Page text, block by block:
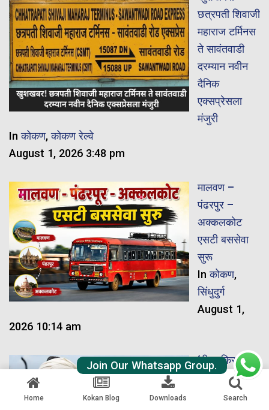
छत्रपती शिवाजी
महाराज टर्मिनस
ते सावंतवाडी
दरम्यान नवीन
दैनिक
एक्सप्रेसला
मंजुरी
Inकोकण,कोकण रेल्वे
August 1, 2026 3:48 pm
मालवण –
पंढरपुर –
अक्कलकोट
एसटी बससेवा
सुरू
Inकोकण,
सिंधुदुर्ग
August 1,
2026 10:14 am
‘पीएम किसान
सन्मान निधी’
योजनेला
Home Kokan Blog Downloads Search
Join Our Whatsapp Group.